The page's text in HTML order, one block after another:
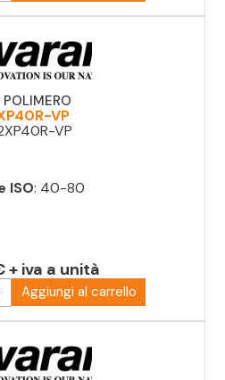
VP
VP
ISO: 40-80
+ iva a unità
Aggiungi al carrello